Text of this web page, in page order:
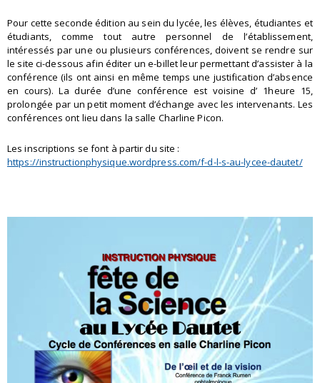
Pour cette seconde édition au sein du lycée, les élèves, étudiantes et
étudiants, comme tout autre personnel de l’établissement,
intéressés par une ou plusieurs conférences, doivent se rendre sur
le site ci-dessous afin éditer un e-billet leur permettant d’assister à la
conférence (ils ont ainsi en même temps une justification d’absence
en cours). La durée d’une conférence est voisine d’ 1heure 15,
prolongée par un petit moment d’échange avec les intervenants. Les
conférences ont lieu dans la salle Charline Picon.
Les inscriptions se font à partir du site :
https://instructionphysique.wordpress.com/f-d-l-s-au-lycee-dautet/